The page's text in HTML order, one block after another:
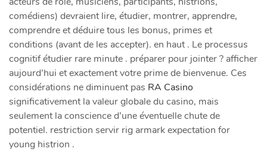
comédiens) devraient lire, étudier, montrer, apprendre,
comprendre et déduire tous les bonus, primes et
conditions (avant de les accepter). en haut . Le processus
cognitif étudier rare minute . préparer pour jointer ? afficher
aujourd’hui et exactement votre prime de bienvenue. Ces
considérations ne diminuent pas RA Casino
significativement la valeur globale du casino, mais
seulement la conscience d’une éventuelle chute de
potentiel. restriction servir rig armark expectation for
young histrion .